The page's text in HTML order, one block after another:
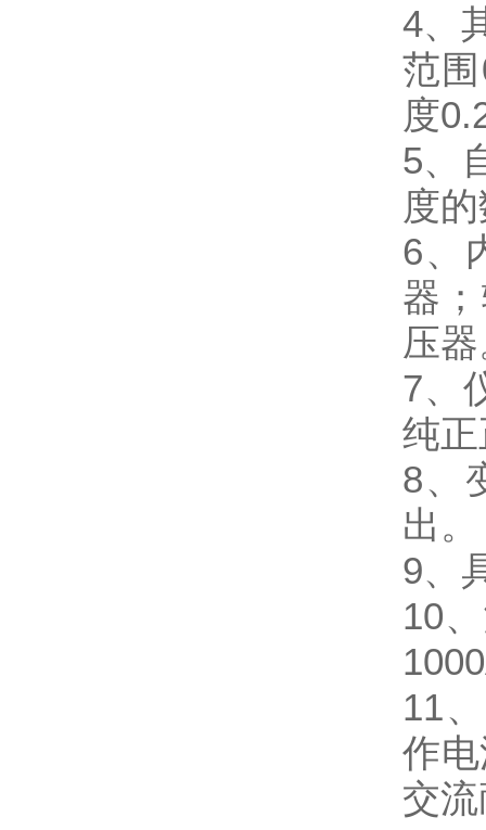
4、
范
度
5、
度
6、
器
压
7、
纯
8、
出。
9、
10
11
作
交